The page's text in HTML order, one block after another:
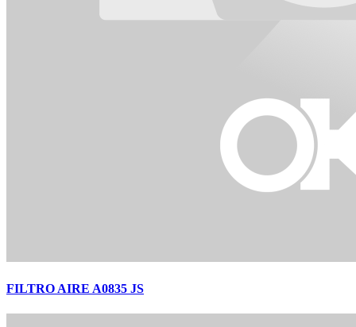
FILTRO AIRE A0835 JS